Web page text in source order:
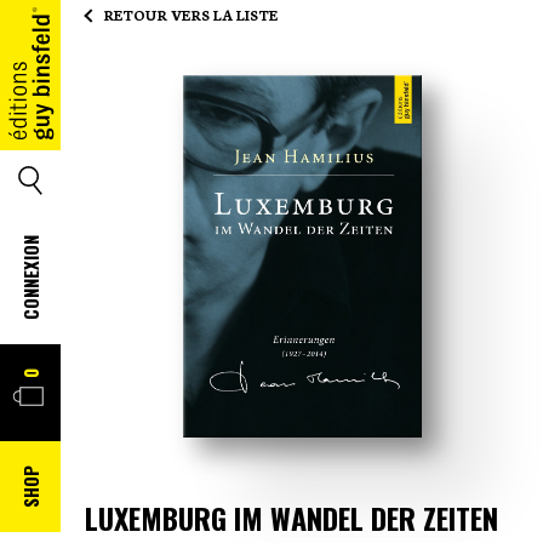
ACCUEIL
SEARCH
CONNEXION
PANIER
0
SHOP
RETOUR VERS LA LISTE
LUXEMBURG IM WANDEL DER ZEITEN